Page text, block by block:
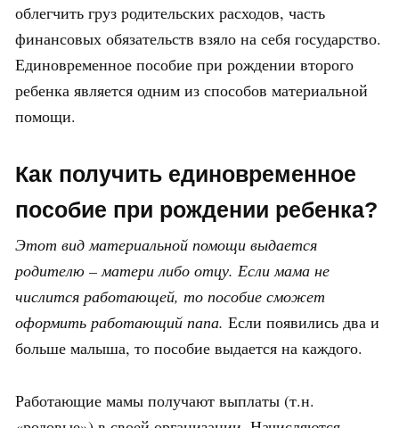
облегчить груз родительских расходов, часть
финансовых обязательств взяло на себя государство.
Единовременное пособие при рождении второго
ребенка является одним из способов материальной
помощи.
Как получить единовременное
пособие при рождении ребенка?
Этот вид материальной помощи выдается
родителю – матери либо отцу. Если мама не
числится работающей, то пособие сможет
оформить работающий папа. Если появились два и
больше малыша, то пособие выдается на каждого.
Работающие мамы получают выплаты (т.н.